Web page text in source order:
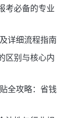
考必备的专业
详细流程指南
区别与核心内
全攻略：省钱